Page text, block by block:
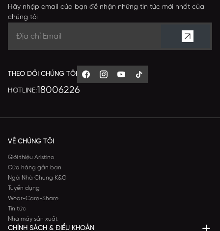
Hãy nhập email của bạn để nhận những tin tức mới nhất của
chúng tôi
THEO DÕI CHÚNG TÔI
HOTLINE:18006226
VỀ CHÚNG TÔI
Giới thiệu Aristino
Cửa hàng gần bạn
Ngôi Nhà Chung K&G
Tuyển dụng
Wear-Care-Share
Tin tức
Nhà máy sản xuất
CHÍNH SÁCH & ĐIỀU KHOẢN